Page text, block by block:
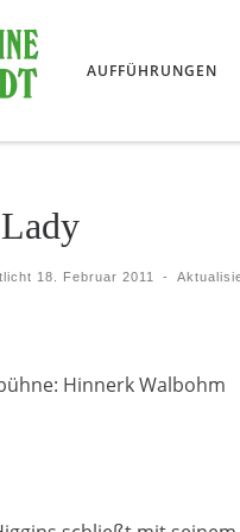
AUFFÜHRUNGEN
18. Februar 2011 -
Hinnerk Walbohm